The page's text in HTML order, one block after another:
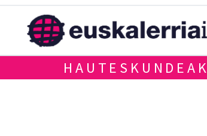
HAUTESKUNDEAK